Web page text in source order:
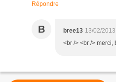
Répondre
B bree13 13/02/
<br /> <br /> merci,